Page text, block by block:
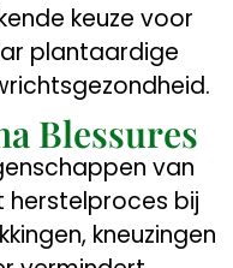
keuze voor
plantaardige
Blessures
van
herstelproces bij
kneuzingen